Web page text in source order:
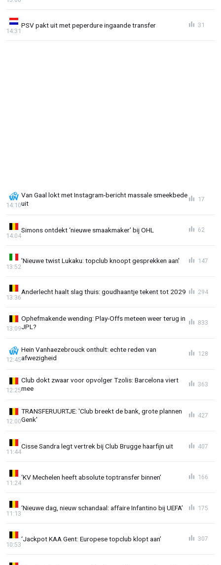
PSV pakt uit met peperdure ingaande transfer
14:31
31
Van Gaal lokt met Instagram-bericht massale smeekbede
uit
14:10
17
Simons ontdekt ‘nieuwe smaakmaker’ bij OHL
14:04
62
'Nieuwe twist Lukaku: topclub knoopt gesprekken aan'
13:52
147
Anderlecht haalt slag thuis: goudhaantje tekent tot 2029
13:36
294
Ophefmakende wending: Play-Offs meteen weer terug in
JPL?
13:09
833
Hein Vanhaezebrouck onthult: echte reden van
afwezigheid
12:45
128
Club dokt zwaar voor opvolger Tzolis: Barcelona viert
mee
12:25
363
TRANSFERUURTJE: 'Club breekt de bank, grote plannen
Genk'
12:00
427
Cisse Sandra legt vertrek bij Club Brugge haarfijn uit
11:44
407
‘KV Mechelen heeft absolute toptransfer binnen’
11:24
166
‘Nieuwe dag, nieuw schandaal: affaire Infantino bij UEFA’
11:13
175
‘Jackpot KAA Gent: Europese topclub klopt aan’
10:53
307